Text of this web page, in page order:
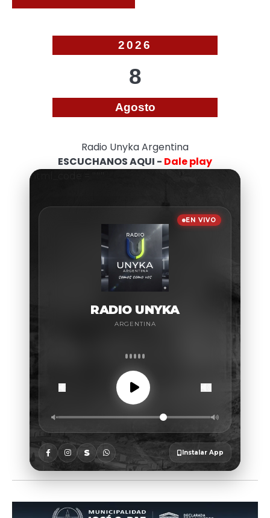
2026
8
Agosto
Radio Unyka Argentina
ESCUCHANOS AQUI - Dale play